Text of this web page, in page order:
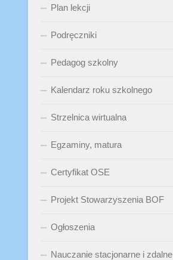
Plan lekcji
Podręczniki
Pedagog szkolny
Kalendarz roku szkolnego
Strzelnica wirtualna
Egzaminy, matura
Certyfikat OSE
Projekt Stowarzyszenia BOF
Ogłoszenia
Nauczanie stacjonarne i zdalne